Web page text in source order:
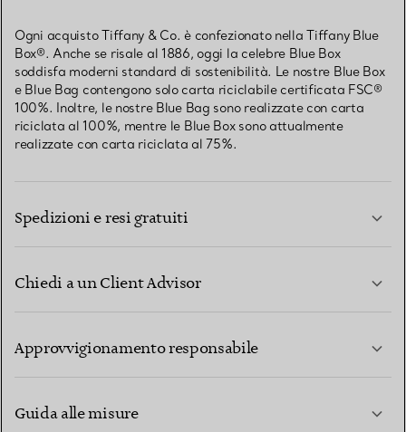
Ogni acquisto Tiffany & Co. è confezionato nella Tiffany Blue
Box®. Anche se risale al 1886, oggi la celebre Blue Box
soddisfa moderni standard di sostenibilità. Le nostre Blue Box
e Blue Bag contengono solo carta riciclabile certificata FSC®
100%. Inoltre, le nostre Blue Bag sono realizzate con carta
riciclata al 100%, mentre le Blue Box sono attualmente
realizzate con carta riciclata al 75%.
Spedizioni e resi gratuiti
Chiedi a un Client Advisor
Approvvigionamento responsabile
Guida alle misure